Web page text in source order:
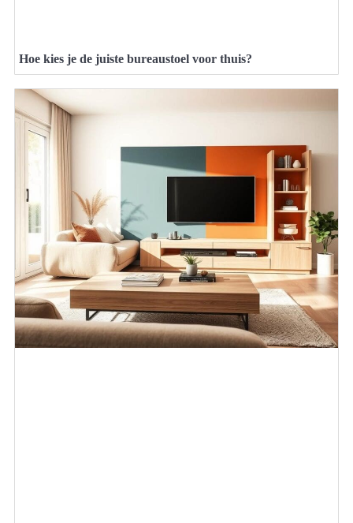
Hoe kies je de juiste bureaustoel voor thuis?